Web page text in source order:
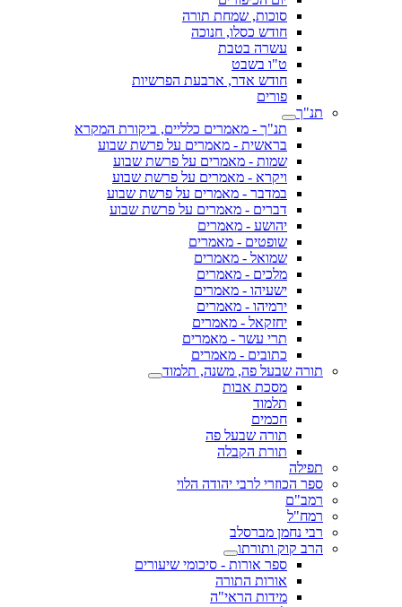
סוכות, שמחת תורה
חודש כסלו, חנוכה
עשרה בטבת
ט"ו בשבט
חודש אדר, ארבעת הפרשיות
פורים
תנ"ך
תנ"ך - מאמרים כלליים, ביקורת המקרא
בראשית - מאמרים על פרשת שבוע
שמות - מאמרים על פרשת שבוע
ויקרא - מאמרים על פרשת שבוע
במדבר - מאמרים על פרשת שבוע
דברים - מאמרים על פרשת שבוע
יהושע - מאמרים
שופטים - מאמרים
שמואל - מאמרים
מלכים - מאמרים
ישעיהו - מאמרים
ירמיהו - מאמרים
יחזקאל - מאמרים
תרי עשר - מאמרים
כתובים - מאמרים
תורה שבעל פה, משנה, תלמוד
מסכת אבות
תלמוד
חכמים
תורה שבעל פה
תורת הקבלה
תפילה
ספר הכוזרי לרבי יהודה הלוי
רמב"ם
רמח"ל
רבי נחמן מברסלב
הרב קוק ותורתו
ספר אורות - סיכומי שיעורים
אורות התורה
מידות הראי"ה